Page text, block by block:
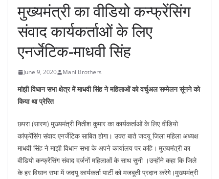
मुख्यमंत्री का वीडियो कन्फ्रेंसिंग
संवाद कार्यकर्ताओं के लिए
एनर्जेटिक-माधवी सिंह
June 9, 2020 Mani Brothers
मांझी विधान सभा क्षेत्र में माधवी सिंह ने महिलाओं को वर्चुअल सम्मेलन सूंनने को
किया था प्रेरित
छपरा (सारण) मुख्यमंत्री नितीश कुमार का कार्यकर्ताओं के लिए वीडियो
कांफ्रेंसिंग संवाद एनर्जेटिक साबित होगा। उक्त बाते जदयू जिला महिला अध्यक्ष
माधवी सिंह ने माझी विधान सभा के अपने कार्यालय पर कहि। मुख्यमंत्री का
वीडियो कन्फ्रेंसिंग संवाद दर्जनों महिलाओं के साथ सुनी ।उन्होंने कहा कि जिले
के हर विधान सभा में जदयू कार्यकर्ता पार्टी को मजबूती प्रदान करेगे।मुख्यमंत्री